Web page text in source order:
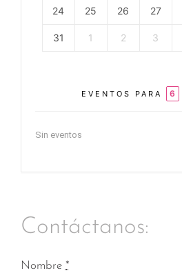
24 25 26 27
31 1 2 3
EVENTOS PARA 6
Sin eventos
Contáctanos:
Nombre*